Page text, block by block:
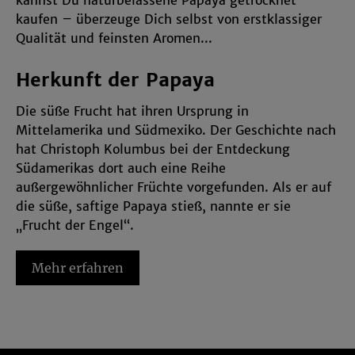
kaufen – überzeuge Dich selbst von erstklassiger
Qualität und feinsten Aromen...
Herkunft der Papaya
Die süße Frucht hat ihren Ursprung in
Mittelamerika und Südmexiko. Der Geschichte nach
hat Christoph Kolumbus bei der Entdeckung
Südamerikas dort auch eine Reihe
außergewöhnlicher Früchte vorgefunden. Als er auf
die süße, saftige Papaya stieß, nannte er sie
„Frucht der Engel“.
Papaya weltweit Menschen mit ihrem süßen und
aromatischen Geschmack.
Mehr erfahren
und in den Cookie-Einstellungen
entsprechend ändern. In unseren
Impressumfindest Du weitere entsprechende
Informationen.